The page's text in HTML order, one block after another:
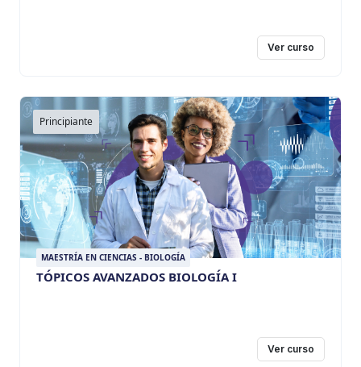
Ver curso
Principiante
MAESTRÍA EN CIENCIAS - BIOLOGÍA
TÓPICOS AVANZADOS BIOLOGÍA I
Ver curso